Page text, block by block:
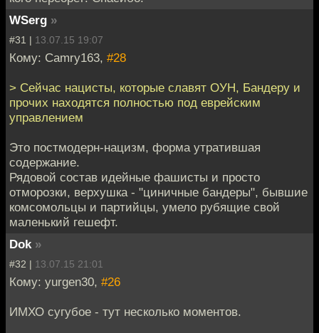
WSerg »
#31 | 13.07.15 19:07
Кому: Camry163, #28
> Сейчас нацисты, которые славят ОУН, Бандеру и
прочих находятся полностью под еврейским
управлением
Это постмодерн-нацизм, форма утратившая
содержание.
Рядовой состав идейные фашисты и просто
отморозки, верхушка - "циничные бандеры", бывшие
комсомольцы и партийцы, умело рубящие свой
маленький гешефт.
Dok »
#32 | 13.07.15 21:01
Кому: yurgen30, #26
ИМХО сугубое - тут несколько моментов.